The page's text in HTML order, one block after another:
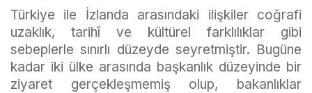
Türkiye ile İzlanda arasındaki ilişkiler coğrafi
uzaklık, tarihî ve kültürel farklılıklar gibi
sebeplerle sınırlı düzeyde seyretmiştir. Bugüne
kadar iki ülke arasında başkanlık düzeyinde bir
ziyaret gerçekleşmemiş olup, bakanlıklar